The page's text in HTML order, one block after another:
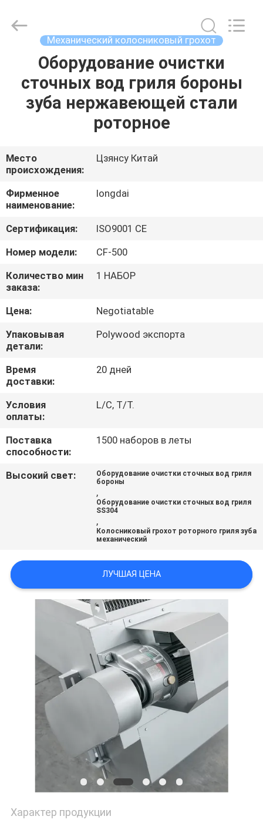
ДОМОЙ
ПРОДУКТЫ
ВИДЕОЗАПИСИ
VR-
ШОУ
О
НАС
ЭКСКУРСИЯ
ПО
ЗАВОДУ
КОНТРОЛЬ
КАЧЕСТВА
НОВОСТИ
ЗАПРОСИТЕ
КАРТА
САЙТА
ПОЛИТИКА
КОНФИДЕНЦИАЛЬНОСТИ
Group
Механический колосниковый грохот
Оборудование очистки
сточных вод гриля бороны
зуба нержавеющей стали
роторное
Место
происхождения:
Цзянсу Китай
Фирменное
наименование:
longdai
Сертификация:
ISO9001 CE
Номер модели:
CF-500
Количество мин
заказа:
1 НАБОР
Цена:
Negotiatable
Упаковывая
детали:
Polywood экспорта
Время
доставки:
20 дней
Условия
оплаты:
L/C, T/T.
Поставка
способности:
1500 наборов в леты
Высокий свет:
Оборудование очистки сточных вод гриля
бороны
,
Оборудование очистки сточных вод гриля
SS304
,
Колосниковый грохот роторного гриля зуба
механический
ЛУЧШАЯ ЦЕНА
Характер продукции